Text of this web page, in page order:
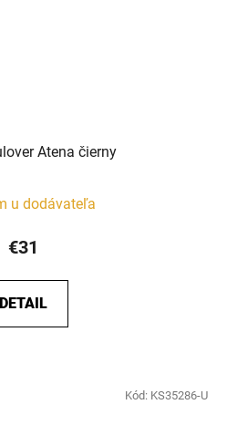
Atena čierny
u dodávateľa
€31
DETAIL
Kód: KS35286-U